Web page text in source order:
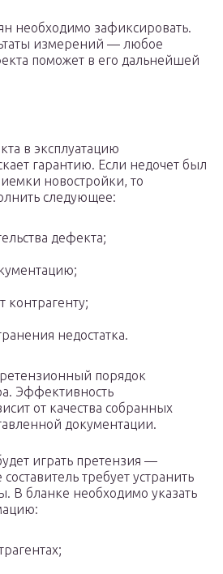
необходимо зафиксировать.
измерений — любое
поможет в его дальнейшей
в эксплуатацию
гарантию. Если недочет был
новостройки, то
следующее:
дефекта;
контрагенту;
недостатка.
порядок
Эффективность
от качества собранных
документации.
играть претензия —
требует устранить
В бланке необходимо указать